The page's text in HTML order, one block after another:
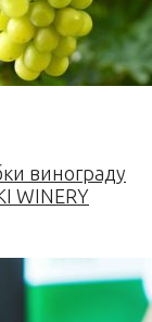
винограду
WINERY